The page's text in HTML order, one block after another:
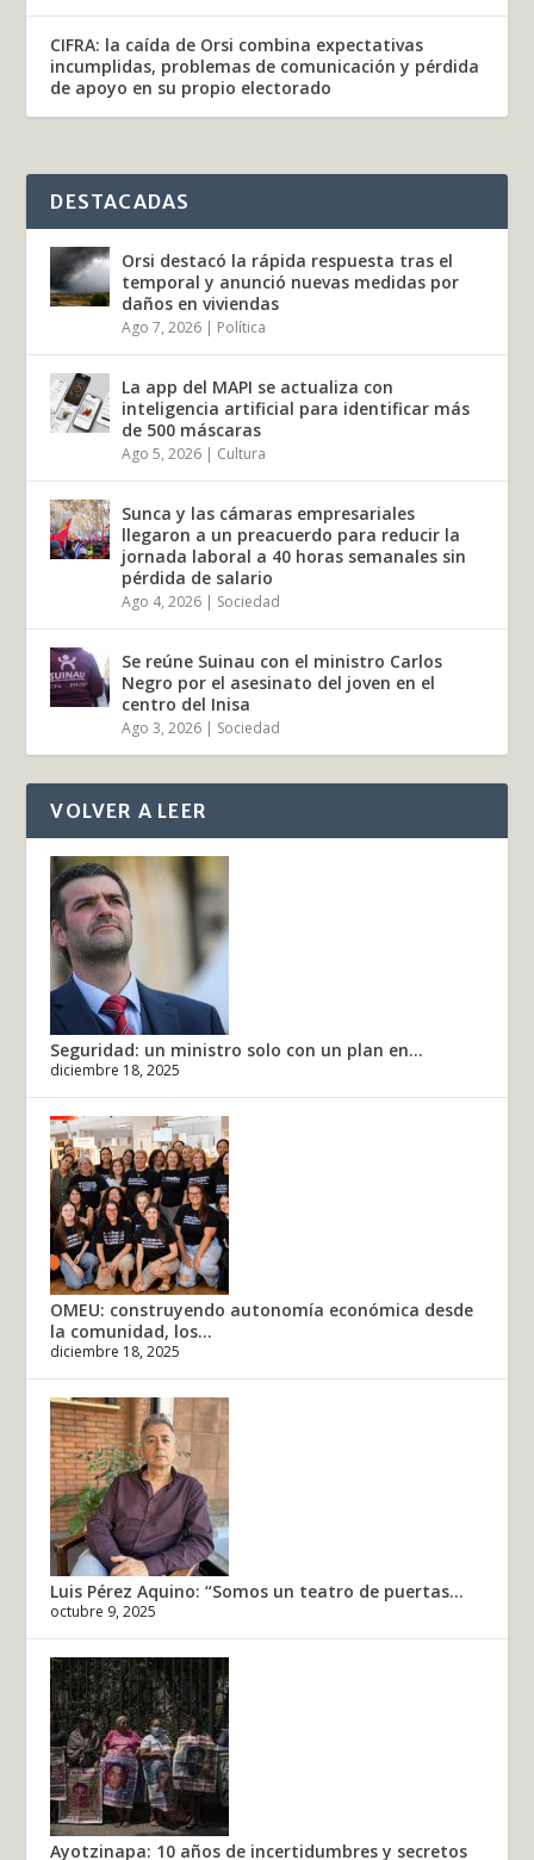
CIFRA: la caída de Orsi combina expectativas
incumplidas, problemas de comunicación y pérdida
de apoyo en su propio electorado
DESTACADAS
Orsi destacó la rápida respuesta tras el
temporal y anunció nuevas medidas por
daños en viviendas
Ago 7, 2026 | Política
La app del MAPI se actualiza con
inteligencia artificial para identificar más
de 500 máscaras
Ago 5, 2026 | Cultura
Sunca y las cámaras empresariales
llegaron a un preacuerdo para reducir la
jornada laboral a 40 horas semanales sin
pérdida de salario
Ago 4, 2026 | Sociedad
Se reúne Suinau con el ministro Carlos
Negro por el asesinato del joven en el
centro del Inisa
Ago 3, 2026 | Sociedad
VOLVER A LEER
Seguridad: un ministro solo con un plan en...
diciembre 18, 2025
OMEU: construyendo autonomía económica desde
la comunidad, los...
diciembre 18, 2025
Luis Pérez Aquino: “Somos un teatro de puertas...
octubre 9, 2025
Ayotzinapa: 10 años de incertidumbres y secretos